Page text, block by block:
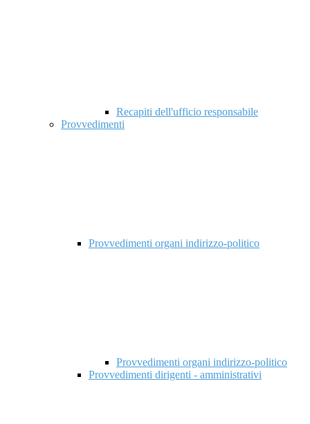
Recapiti dell'ufficio responsabile
Provvedimenti
Provvedimenti organi indirizzo-politico
Provvedimenti organi indirizzo-politico
Provvedimenti dirigenti - amministrativi